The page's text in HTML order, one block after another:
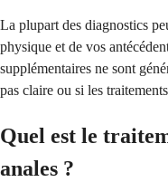
La plupart des diagnostics
physique et de vos
supplémentaires ne sont
pas claire ou si les
Quel est le
anales ?